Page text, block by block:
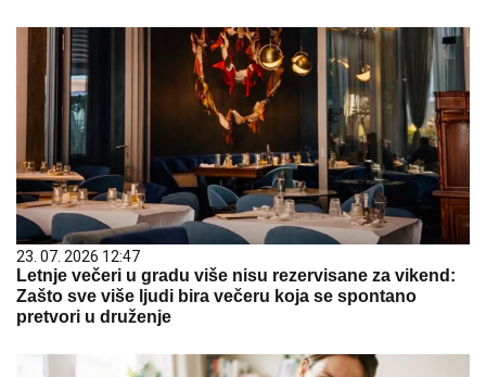
23. 07. 2026 12:47
Letnje večeri u gradu više nisu rezervisane za vikend:
Zašto sve više ljudi bira večeru koja se spontano
pretvori u druženje